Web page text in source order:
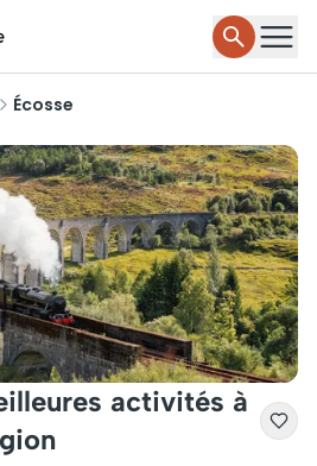
Écosse
activités à